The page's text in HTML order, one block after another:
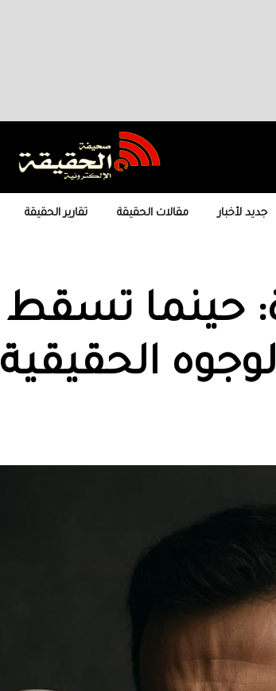
جديد لأخبار مقالات الحقيقة تقارير الحقيقة
حينما تسقط
الحقيقية